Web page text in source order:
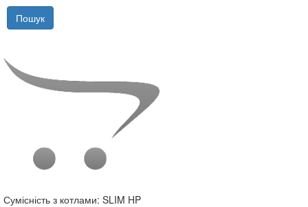
Сумісність з котлами: SLIM HP